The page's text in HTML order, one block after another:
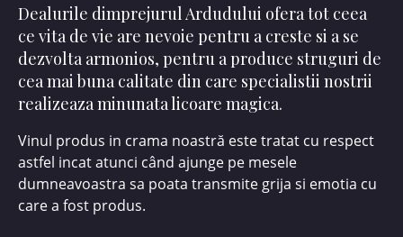
Dealurile dimprejurul Ardudului ofera tot ceea
ce vita de vie are nevoie pentru a creste si a se
dezvolta armonios, pentru a produce struguri de
cea mai buna calitate din care specialistii nostrii
realizeaza minunata licoare magica.
Vinul produs in crama noastră este tratat cu respect
astfel incat atunci când ajunge pe mesele
dumneavoastra sa poata transmite grija si emotia cu
care a fost produs.